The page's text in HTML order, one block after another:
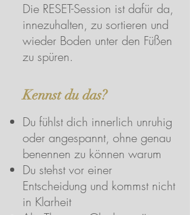
Die RESET-Session ist dafür da,
innezuhalten, zu sortieren und
wieder Boden unter den Füßen
zu spüren.
Kennst du das?
Du fühlst dich innerlich unruhig
oder angespannt, ohne genau
benennen zu können warum
Du stehst vor einer
Entscheidung und kommst nicht
in Klarheit